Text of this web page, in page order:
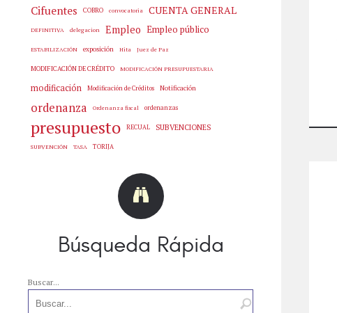
Cifuentes COBRO convocatoria CUENTA GENERAL
DEFINITIVA delegacion Empleo Empleo público
ESTABILIZACIÓN exposición Hita Juez de Paz
MODIFICACIÓN DE CRÉDITO MODIFICACIÓN PRESUPUESTARIA
modificación Modificación de Créditos Notificación
ordenanza Ordenanza fiscal ordenanzas
presupuesto RECUAL SUBVENCIONES
SUBVENCIÓN TASA TORIJA
Búsqueda Rápida
Buscar...